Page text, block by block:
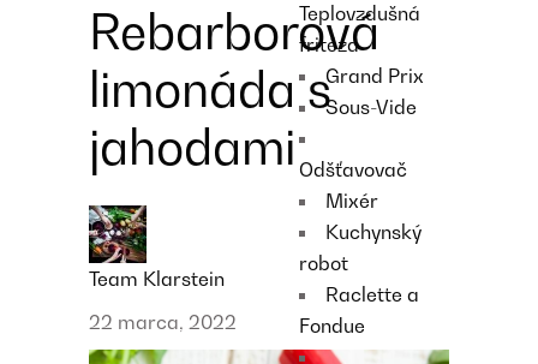
Teplovzdušná
fritéza
Grand Prix
Sous-Vide
Odšťavovač
Mixér
Kuchynský
robot
Raclette a
Fondue
Rebarborová
limonáda s
jahodami
Team Klarstein
22 marca, 2022